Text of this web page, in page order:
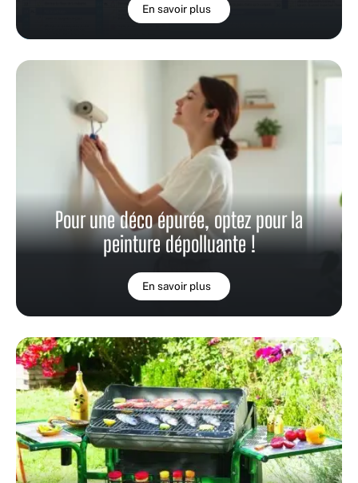
En savoir plus
Pour une déco épurée, optez pour la
peinture dépolluante !
En savoir plus